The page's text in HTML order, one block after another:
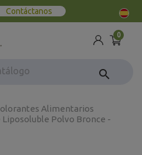
Contáctanos
0
search
Alimentarios
Liposoluble Polvo Bronce -